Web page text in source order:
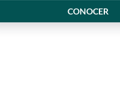
CONOCER